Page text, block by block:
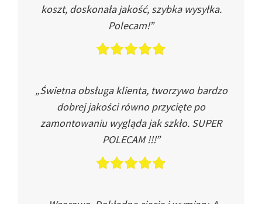
koszt, doskonała jakość, szybka wysyłka.
Polecam!”
„Świetna obsługa klienta, tworzywo bardzo
dobrej jakości równo przycięte po
zamontowaniu wygląda jak szkło. SUPER
POLECAM !!!”